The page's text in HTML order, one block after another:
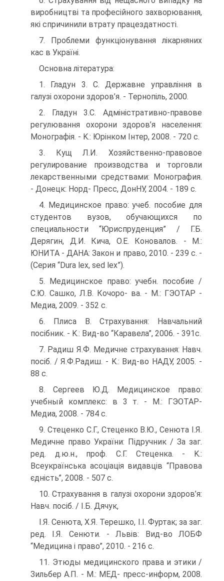
виробництві та про­фесійного захворювання,
які спричинили втрату працездатності.
7. Проблеми функціонування лікарняних
кас в Україні.
Основна література:
1. Гладун 3. С. Державне управління в
галузі охорони здоров’я. - Тернопіль, 2000.
2. Гладун 3.С. Адміністративно-правове
регулювання охорони здо­ров’я населення:
Монографія. - K.: Юрінком Інтер, 2008. - 720 с.
3. Кущ Л.И. Хозяйственно-правовое
регулирование производства и торговли
лекарственными средствами: Монография.
- Донецк: Норд- Пресс, ДонНУ, 2004. - 189 с.
4. Медицинское право: учеб. пособие для
студентов вузов, обучаю­щихся по
специальности “Юриспруденция” / Г.Б.
Дерягин, Д.И. Кича, О.Е. Коновалов. - М.:
ЮНИТА - ДАНА: Закон и право, 2010. - 239 с. -
(Серия “Dura lex, sed lex”).
5. Медицинское право: учебн. пособие /
С.Ю. Сашко, Л.В. Кочоро- ва. - М.: ГЭОТАР -
Медиа, 2009. - 352 с.
6. Плиса В. Страхування: Навчальний
посібник. - K.: Вид-во “Кара­вела”, 2006. - 391с.
7. Радиш Я.Ф. Медичне страхування: Навч.
посіб. / Я.Ф.Радиш. - K.: Вид-во НАДУ, 2005. -
88 с.
8. Сергеев Ю.Д. Медицинское право:
учебный комплекс: в 3 т. - М.: ГЭОТАР-
Медиа, 2008. - 784 с.
9. Стеценко С.Г., Стеценко В.Ю., Сенюта І.Я.
Медичне право Украї­ни: Підручник / За заг.
ред. д.ю.н., проф. С.Г. Стеценка. - K.:
Всеукраїн­ська асоціація видавців “Правова
єдність”, 2008. - 507 с.
10. Страхування в галузі охорони здоров’я:
Навч. посіб. / І.Б. Дячук,
І.Я. Сенюта, Х.Я. Терешко, І.І. Фуртак; за заг.
ред. І.Я. Сенюти. - Львів: Вид-во ЛОБФ
“Медицина і право”, 2010. - 216 с.
11. Этюды медицинского права и этики /
Зильбер А.П. - М.: МЕД- пресс-информ, 2008.